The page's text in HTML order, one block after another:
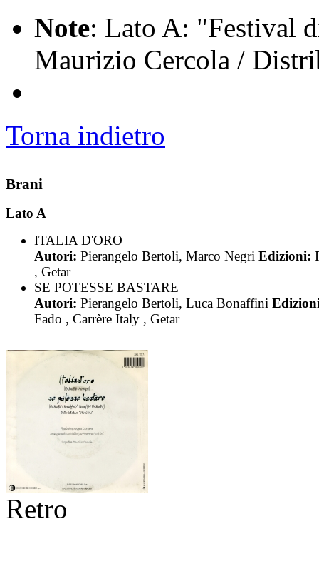
Note: Lato A: "Festival
Maurizio Cercola /
Torna indietro
Brani
Lato A
ITALIA D'ORO
Autori: Pierangelo Bertoli, Marco Negri Edizioni:
, Getar
SE POTESSE BASTARE
Autori: Pierangelo Bertoli, Luca Bonaffini
Fado , Carrère Italy , Getar
Retro